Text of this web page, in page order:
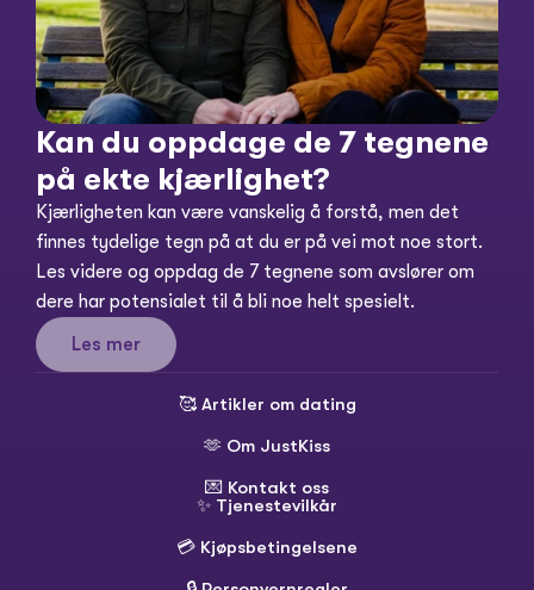
Kan du oppdage de 7 tegnene
på ekte kjærlighet?
Kjærligheten kan være vanskelig å forstå, men det
finnes tydelige tegn på at du er på vei mot noe stort.
Les videre og oppdag de 7 tegnene som avslører om
dere har potensialet til å bli noe helt spesielt.
Les mer
🥰 Artikler om dating
🫶 Om JustKiss
💌 Kontakt oss
✨ Tjenestevilkår
💳 Kjøpsbetingelsene